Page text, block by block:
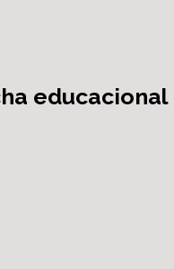
educacional